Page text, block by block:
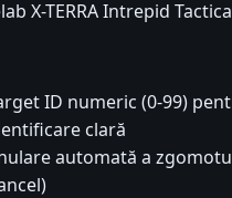
ID numeric (0-99)
clară
automată a